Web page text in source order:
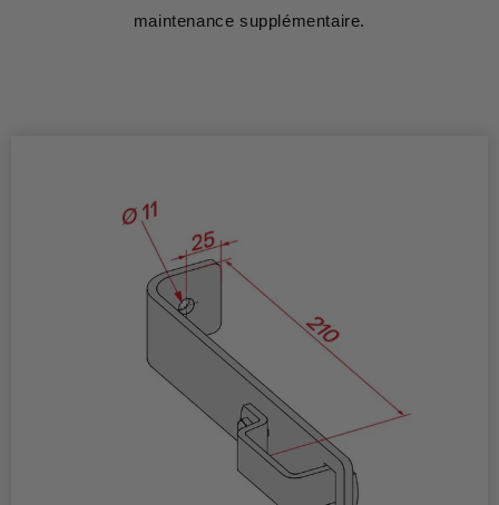
maintenance supplémentaire.